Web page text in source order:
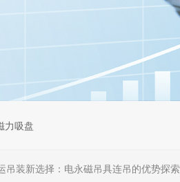
力吸盘
吊装新选择：电永磁吊具连吊的优势探索